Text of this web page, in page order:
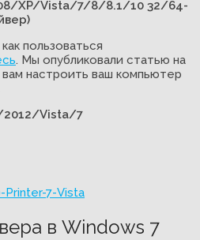
XP/Vista/7/8/8.1/10 32/64-
пользоваться
. Мы опубликовали статью на
настроить ваш компьютер
2012/Vista/7
Printer-7-Vista
в Windows 7